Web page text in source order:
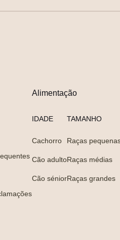
Alimentação
IDADE
Cachorro
Cão adulto
Cão sénior
TAMANHO
Raças
Raças médias
Raças grandes